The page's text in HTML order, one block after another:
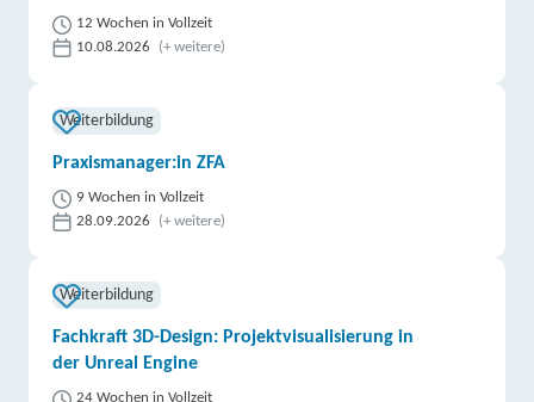
12 Wochen in Vollzeit
10.08.2026
(+ weitere)
Weiterbildung
Praxismanager:in ZFA
9 Wochen in Vollzeit
28.09.2026
(+ weitere)
Weiterbildung
Fachkraft 3D-Design: Projektvisualisierung in
der Unreal Engine
24 Wochen in Vollzeit